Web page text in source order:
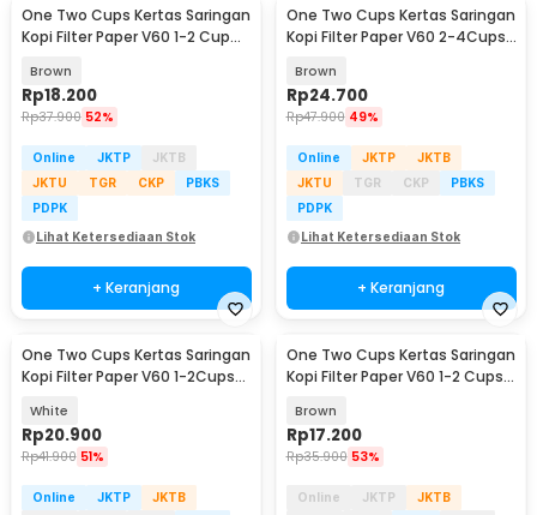
One Two Cups Kertas Saringan
Kopi Filter Paper V60 1-2 Cup
Brown
Rp18.200
Rp37.900 52%
Online JKTP
JKTB
JKTU
TGR CKP
PBKS
PDPK
Lihat Ketersediaan Stok
+ Keranjang
One Two Cups Kertas Saringan
Kopi Filter Paper V60 2-4Cups
Brown
Rp24.700
Rp47.900 49%
Online JKTP
JKTB
JKTU
TGR CKP
PBKS
PDPK
Lihat Ketersediaan Stok
+ Keranjang
One Two Cups Kertas Saringan
Kopi Filter Paper V60 1-2Cups
White
Rp20.900
Rp41.900 51%
Online JKTP
JKTB
One Two Cups Kertas Saringan
Kopi Filter Paper V60 1-2 Cups
Brown
Rp17.200
Rp35.900 53%
Online JKTP
JKTB